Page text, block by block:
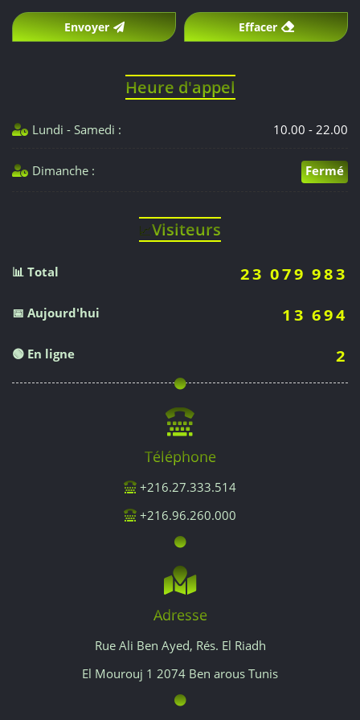
Envoyer Effacer
Heure d'appel
Lundi - Samedi : 10.00 - 22.00
Dimanche : Fermé
📈Visiteurs
📊 Total 23 079 983
📅 Aujourd'hui 13 694
🟢 En ligne 2
Téléphone
+216.27.333.514
+216.96.260.000
Adresse
Rue Ali Ben Ayed, Rés. El Riadh
El Mourouj 1 2074 Ben arous Tunis